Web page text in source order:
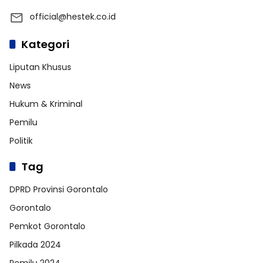
official@hestek.co.id
Kategori
Liputan Khusus
News
Hukum & Kriminal
Pemilu
Politik
Tag
DPRD Provinsi Gorontalo
Gorontalo
Pemkot Gorontalo
Pilkada 2024